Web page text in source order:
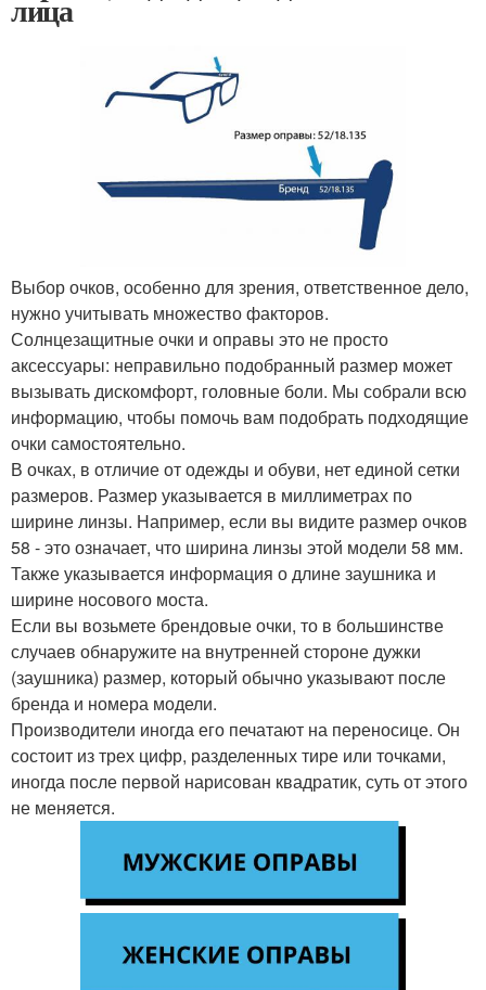
лица
Выбор очков, особенно для зрения, ответственное дело,
нужно учитывать множество факторов.
Солнцезащитные очки и оправы это не просто
аксессуары: неправильно подобранный размер может
вызывать дискомфорт, головные боли. Мы собрали всю
информацию, чтобы помочь вам подобрать подходящие
очки самостоятельно.
В очках, в отличие от одежды и обуви, нет единой сетки
размеров. Размер указывается в миллиметрах по
ширине линзы. Например, если вы видите размер очков
58 - это означает, что ширина линзы этой модели 58 мм.
Также указывается информация о длине заушника и
ширине носового моста.
Если вы возьмете брендовые очки, то в большинстве
случаев обнаружите на внутренней стороне дужки
(заушника) размер, который обычно указывают после
бренда и номера модели.
Производители иногда его печатают на переносице. Он
состоит из трех цифр, разделенных тире или точками,
иногда после первой нарисован квадратик, суть от этого
не меняется.